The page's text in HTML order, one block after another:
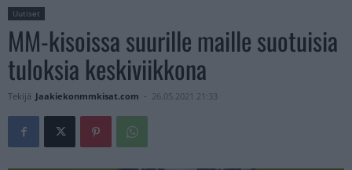
Uutiset
MM-kisoissa suurille maille suotuisia
tuloksia keskiviikkona
Tekijä Jaakiekonmmkisat.com - 26.05.2021 21:33